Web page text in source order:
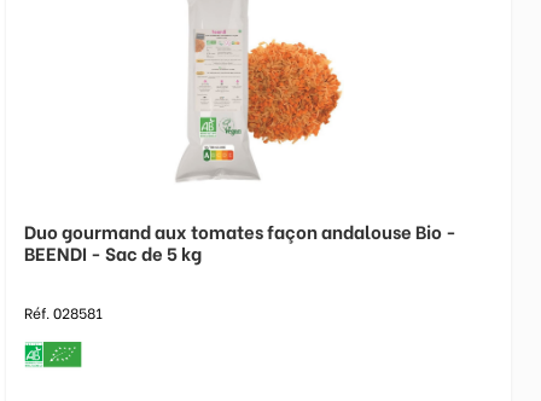
Duo gourmand aux tomates façon andalouse Bio -
BEENDI - Sac de 5 kg
Réf. 028581